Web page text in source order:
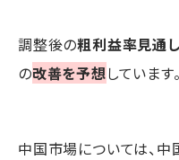
調整後の粗利益率見通
の改善を予想しています。
中国市場については、